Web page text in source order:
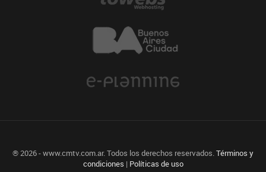
® 2026 - www.cmtv.com.ar. Todos los derechos reservados.Términos y
condiciones | Políticas de uso